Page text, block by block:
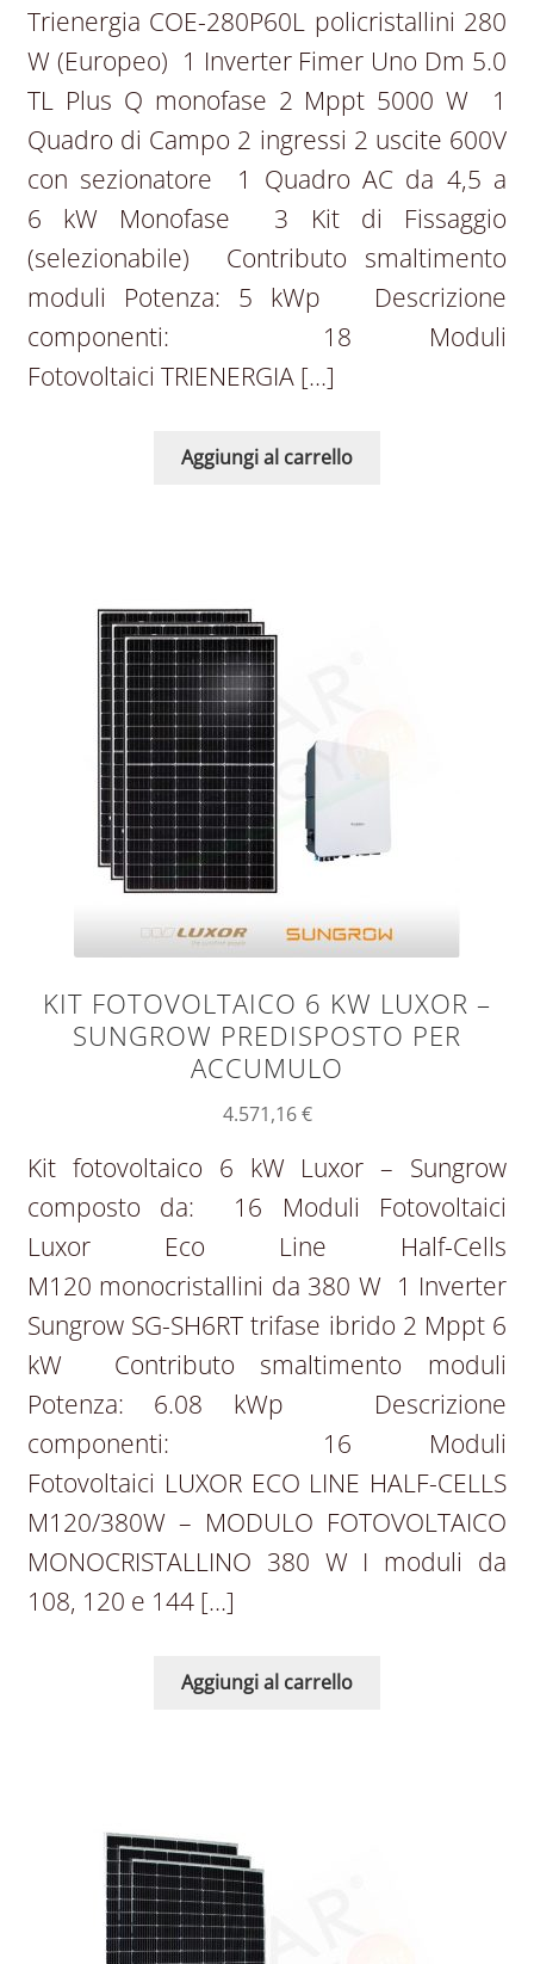
Trienergia COE-280P60L policristallini 280
W (Europeo) 1 Inverter Fimer Uno Dm 5.0
TL Plus Q monofase 2 Mppt 5000 W 1
Quadro di Campo 2 ingressi 2 uscite 600V
con sezionatore 1 Quadro AC da 4,5 a
6 kW Monofase 3 Kit di Fissaggio
(selezionabile) Contributo smaltimento
moduli Potenza: 5 kWp Descrizione
componenti: 18 Moduli
Fotovoltaici TRIENERGIA […]
Aggiungi al carrello
KIT FOTOVOLTAICO 6 KW LUXOR –
SUNGROW PREDISPOSTO PER
ACCUMULO
4.571,16€
Kit fotovoltaico 6 kW Luxor – Sungrow
composto da: 16 Moduli Fotovoltaici
Luxor Eco Line Half-Cells
M120 monocristallini da 380 W 1 Inverter
Sungrow SG-SH6RT trifase ibrido 2 Mppt 6
kW Contributo smaltimento moduli
Potenza: 6.08 kWp Descrizione
componenti: 16 Moduli
Fotovoltaici LUXOR ECO LINE HALF-CELLS
M120/380W – MODULO FOTOVOLTAICO
MONOCRISTALLINO 380 W I moduli da
108, 120 e 144 […]
Aggiungi al carrello